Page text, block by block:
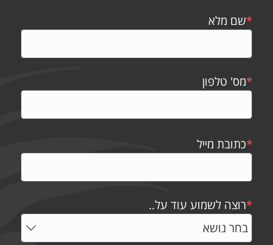
*שם מלא
*מס' טלפון
*כתובת מייל
*רוצה לשמוע עוד על..